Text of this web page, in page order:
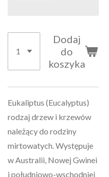
Dodaj
do
koszyka
Eukaliptus (Eucalyptus)
rodzaj drzew i krzewów
należący do rodziny
mirtowatych. Występuje
w Australii, Nowej Gwinei
i południowo-wschodniej